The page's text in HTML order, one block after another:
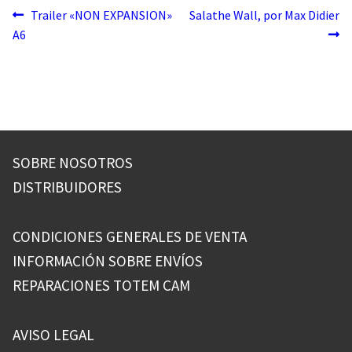
Navegación
de
Anterior:
Trailer «NON EXPANSION»
A6
Siguiente:
Salathe Wall, por Max Didier
SOBRE NOSOTROS
DISTRIBUIDORES
CONDICIONES GENERALES DE VENTA
INFORMACIÓN SOBRE ENVÍOS
REPARACIONES TOTEM CAM
AVISO LEGAL